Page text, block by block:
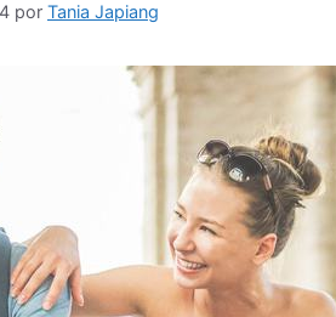
por Tania Japiang